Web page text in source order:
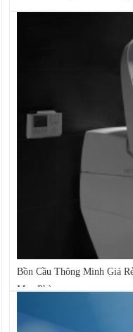
Bồn Cầu Thông Minh Giá
Mua Phù...